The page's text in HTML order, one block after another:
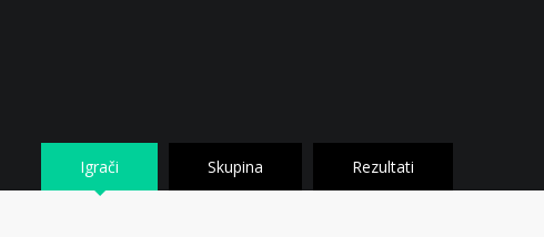
Igrači Skupina Rezultati